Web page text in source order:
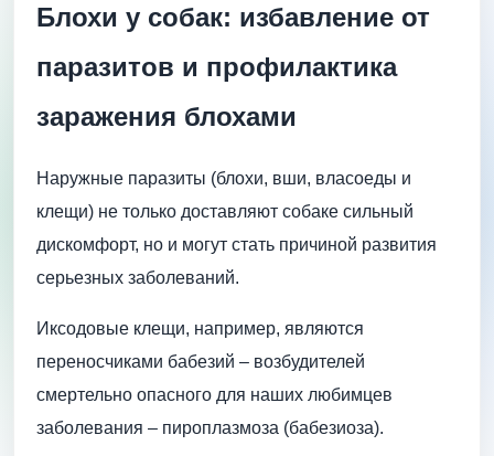
Блохи у собак: избавление от
паразитов и профилактика
заражения блохами
Наружные паразиты (блохи, вши, власоеды и
клещи) не только доставляют собаке сильный
дискомфорт, но и могут стать причиной развития
серьезных заболеваний.
Иксодовые клещи, например, являются
переносчиками бабезий – возбудителей
смертельно опасного для наших любимцев
заболевания – пироплазмоза (бабезиоза).